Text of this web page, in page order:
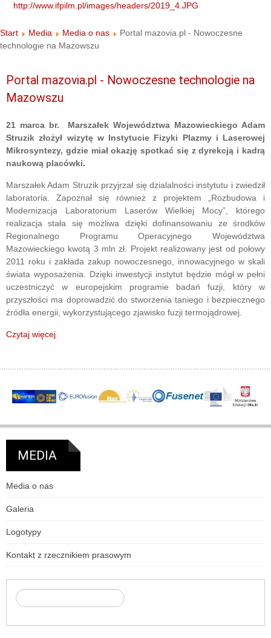
http://www.ifpilm.pl/images/headers/2019_4.JPG
Start Media Media o nas
Portal mazovia.pl - Nowoczesne
technologie na Mazowszu
Portal mazovia.pl - Nowoczesne technologie na
Mazowszu
21 marca br. Marszałek Województwa Mazowieckiego Adam
Struzik złożył wizytę w Instytucie Fizyki Plazmy i Laserowej
Mikrosyntezy, gdzie miał okazję spotkać się z dyrekcją i kadrą
naukową placówki.
Marszałek Adam Struzik przyjrzał się dzialalności instytutu i zwiedził
laboratoria. Zapoznał się również z projektem „Rozbudowa i
Modernizacja Laboratorium Laserów Wielkiej Mocy”, którego
realizacja stała się możliwa dzięki dofinansowaniu ze środków
Regionalnego Programu Operacyjnego Województwa
Mazowieckiego kwotą 3 mln zł. Projekt realizowany jest od połowy
2011 roku i zakłada zakup nowoczesnego, innowacyjnego w skali
świata wyposażenia. Dzięki inwestycji instytut będzie mógł w pełni
uczestniczyć w europejskim programie badań fuzji, który w
przyszłości ma doprowadzić do stworzenia taniego i bezpiecznego
źródła energii, wykorzystującego zjawisko fuzji termojądrowej.
Czytaj więcej
MEDIA
Media o nas
Galeria
Logotypy
Kontakt z rzecznikiem prasowym